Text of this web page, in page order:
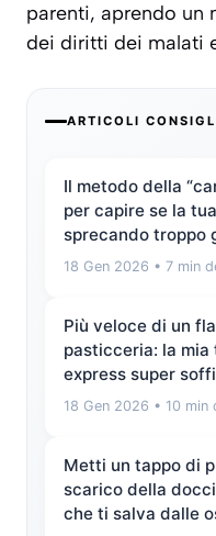
parenti, aprendo un
dei diritti dei malati
ARTICOLI
Il metodo della
per capire se la
sprecando troppo
18 Gen 2026 • 7 min
Più veloce di un
pasticceria: la
express super
18 Gen 2026 • 10 min
Metti un tappo di
scarico della
che ti salva dalle